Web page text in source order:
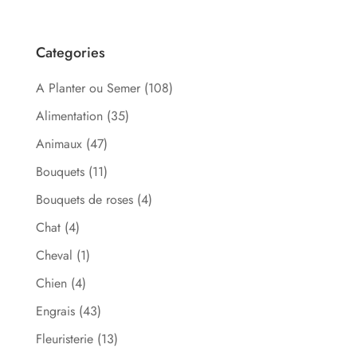
Categories
A Planter ou Semer (108)
Alimentation (35)
Animaux (47)
Bouquets (11)
Bouquets de roses (4)
Chat (4)
Cheval (1)
Chien (4)
Engrais (43)
Fleuristerie (13)